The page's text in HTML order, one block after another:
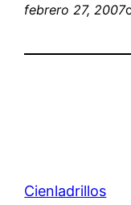
febrero 27, 2007
Cienladrillos